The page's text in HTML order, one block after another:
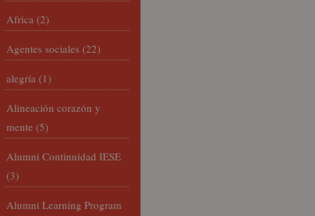
Africa (2)
Agentes sociales (22)
alegría (1)
Alineación corazón y
mente (5)
Alumni Continuidad IESE
(3)
Alumni Learning Program